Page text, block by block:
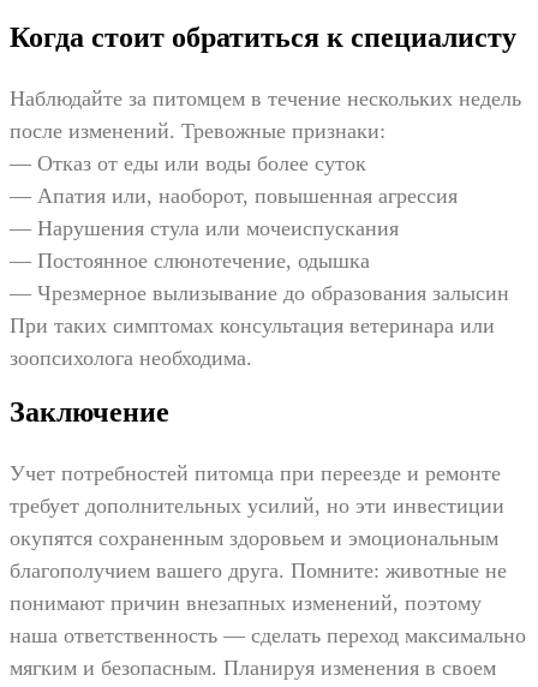
Когда стоит обратиться к специалисту
Наблюдайте за питомцем в течение нескольких недель
после изменений. Тревожные признаки:
— Отказ от еды или воды более суток
— Апатия или, наоборот, повышенная агрессия
— Нарушения стула или мочеиспускания
— Постоянное слюнотечение, одышка
— Чрезмерное вылизывание до образования залысин
При таких симптомах консультация ветеринара или
зоопсихолога необходима.
Заключение
Учет потребностей питомца при переезде и ремонте
требует дополнительных усилий, но эти инвестиции
окупятся сохраненным здоровьем и эмоциональным
благополучием вашего друга. Помните: животные не
понимают причин внезапных изменений, поэтому
наша ответственность — сделать переход максимально
мягким и безопасным. Планируя изменения в своем